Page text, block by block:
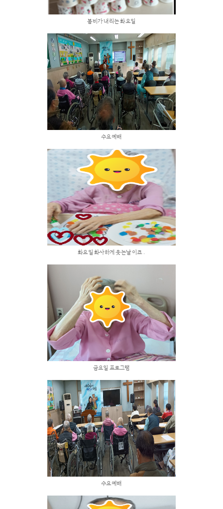
목요일은 목소리만 들어도 기분 좋
수요예배